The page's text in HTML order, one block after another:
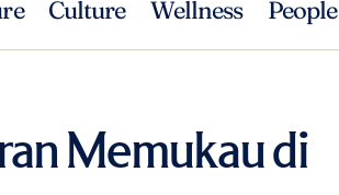
Culture Wellness People
Memukau di